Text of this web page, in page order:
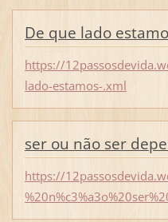
De que lado
https://
lado-estamos-.xml
ser ou não ser
https://